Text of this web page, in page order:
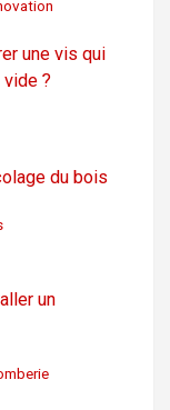
une vis qui
vide ?
du bois
un